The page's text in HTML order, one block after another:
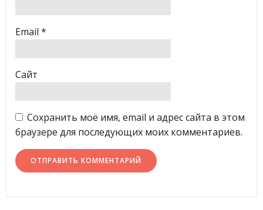
Email *
Сайт
Сохранить моё имя, email и адрес сайта в этом
браузере для последующих моих комментариев.